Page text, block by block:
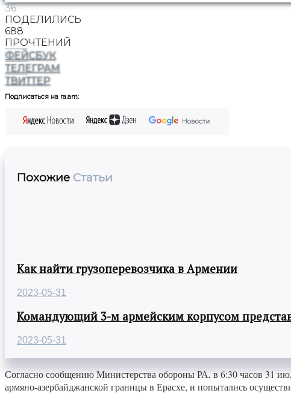
36
ПОДЕЛИЛИСЬ
688
ПРОЧТЕНИЙ
ФЕЙСБУК
ТЕЛЕГРАМ
ТВИТТЕР
Подписаться на ra.am:
Похожие Статьи
Как найти грузоперевозчика в Армении
2023-05-31
Командующий 3-м армейским корпусом
2023-05-31
Согласно сообщению Министерства обороны РА, в 6:30 часов 31
армяно-азербайджанской границы в Ерасхе, и попытались